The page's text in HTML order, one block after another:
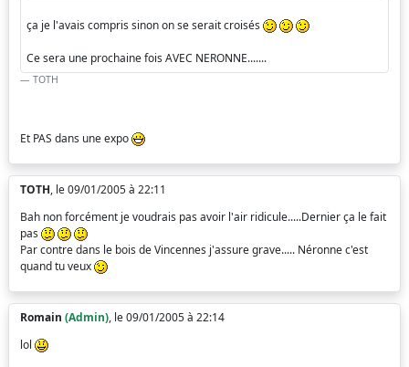
ça je l'avais compris sinon on se serait croisés
Ce sera une prochaine fois AVEC NERONNE.......
TOTH
Et PAS dans une expo
TOTH, le 09/01/2005 à 22:11
Bah non forcément je voudrais pas avoir l'air ridicule.....Dernier ça le fait
pas
Par contre dans le bois de Vincennes j'assure grave..... Néronne c'est
quand tu veux
Romain (Admin), le 09/01/2005 à 22:14
lol